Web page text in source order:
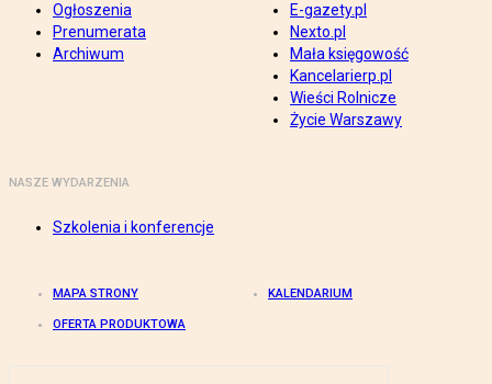
Ogłoszenia
Prenumerata
Archiwum
E-gazety.pl
Nexto.pl
Mała księgowość
Kancelarierp.pl
Wieści Rolnicze
Życie Warszawy
NASZE WYDARZENIA
Szkolenia i konferencje
MAPA STRONY KALENDARIUM
OFERTA PRODUKTOWA